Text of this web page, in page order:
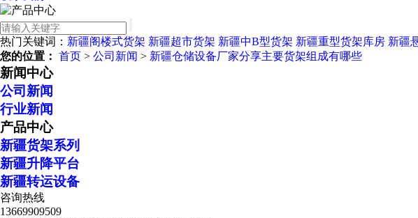
热门关键词： 新疆阁楼式货架 新疆超市货架 新疆中B型货架 新疆重型货架库房 新疆
您的位置： 首页 > 公司新闻 > 新疆仓储设备厂家分享主要货架组成有哪些
新闻中心
公司新闻
行业新闻
产品中心
新疆货架系列
新疆升降平台
新疆转运设备
咨询热线
13669909509